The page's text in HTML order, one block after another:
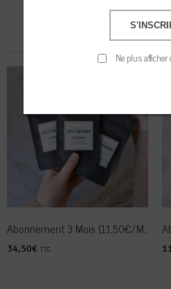
Ne plus afficher
Nos Best
Abonnement 3 Mois (11,50€/mois)
34,50€ TTC